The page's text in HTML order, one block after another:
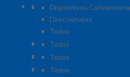
Paneles de Incendio
Dispositivos
Direccionales
Todos
Probadores
Todos
Protección Contra
Todos
Cables
Todos